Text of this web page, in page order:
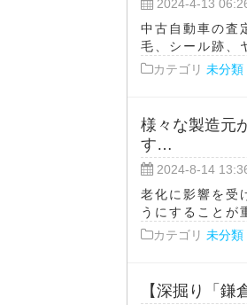
2024-4-13
中古自動車の査
毛、シール跡、
カテゴリ 未分類
様々な製造元
す…
2024-8-14
老化に影響を受
うにすることが
カテゴリ 未分類
【深掘り「